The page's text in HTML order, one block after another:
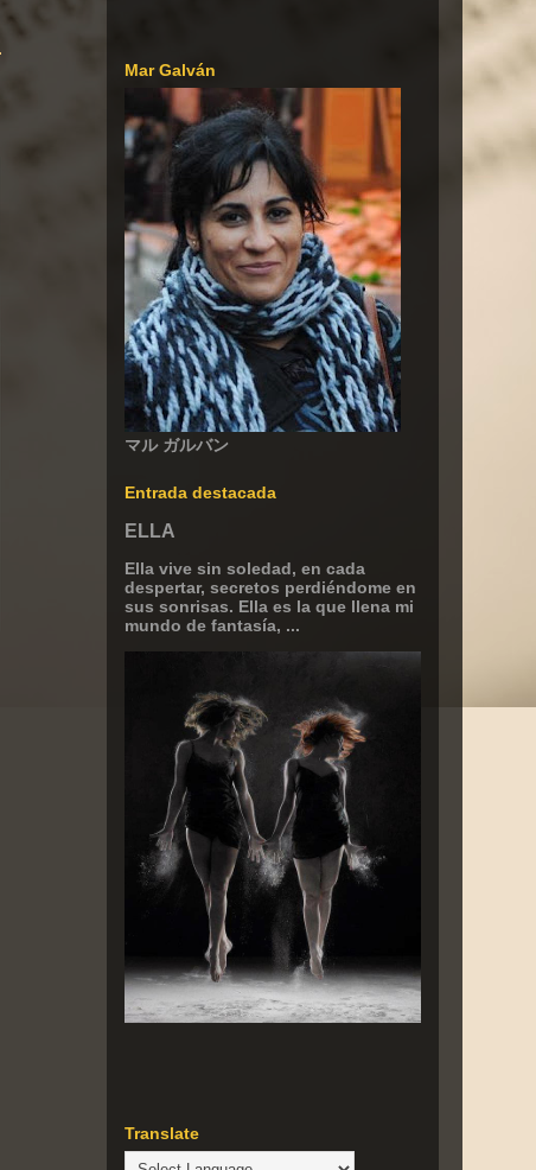
Mar Galván
マル ガルバン
Entrada destacada
ELLA
Ella vive sin soledad, en cada
despertar, secretos perdiéndome en
sus sonrisas. Ella es la que llena mi
mundo de fantasía, ...
Translate